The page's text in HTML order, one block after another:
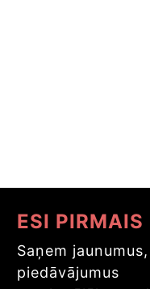
ESI
Saņem
piedāvājumus